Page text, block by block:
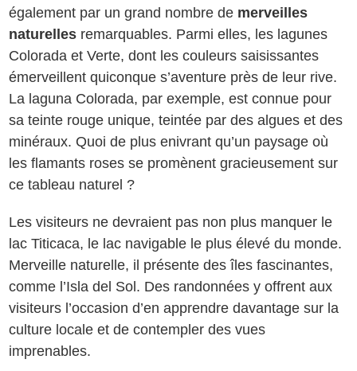
également par un grand nombre de merveilles
naturelles remarquables. Parmi elles, les lagunes
Colorada et Verte, dont les couleurs saisissantes
émerveillent quiconque s’aventure près de leur rive.
La laguna Colorada, par exemple, est connue pour
sa teinte rouge unique, teintée par des algues et des
minéraux. Quoi de plus enivrant qu’un paysage où
les flamants roses se promènent gracieusement sur
ce tableau naturel ?
Les visiteurs ne devraient pas non plus manquer le
lac Titicaca, le lac navigable le plus élevé du monde.
Merveille naturelle, il présente des îles fascinantes,
comme l’Isla del Sol. Des randonnées y offrent aux
visiteurs l’occasion d’en apprendre davantage sur la
culture locale et de contempler des vues
imprenables.